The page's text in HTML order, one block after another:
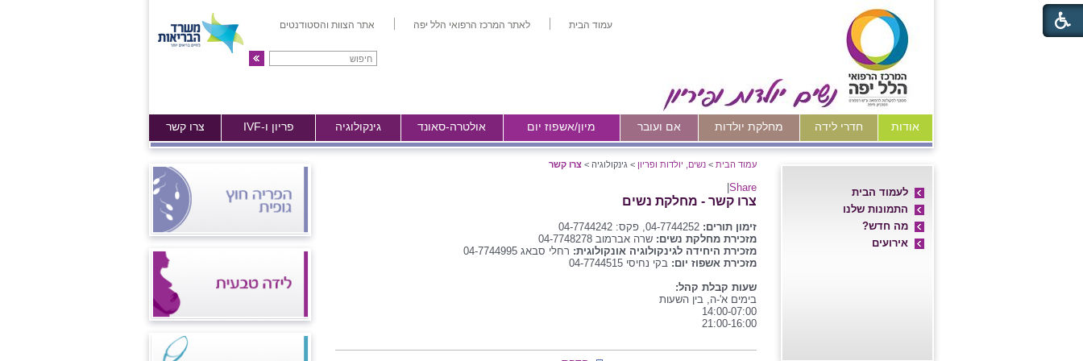
עמוד הבית לאתר המרכז הרפואי הלל יפה אתר הצוות והסטודנטים
אודות חדרי לידה מחלקת יולדות אם ועובר מיון/אשפוז יום אולטרה-סאונד גינקולוגיה פריון ו-IVF צרו קשר
לעמוד הבית
התמונות שלנו
מה חדש?
אירועים
עמוד הבית > נשים, יולדות ופריון > גינקולוגיה > צרו קשר
Share
צרו קשר - מחלקת נשים
זימון תורים:
מזכירת מחלקת נשים: שרה אברמוב 04-7748278
מזכירת היחידה לגינקולוגיה אונקולוגית: רחלי סבאג 04-7744995
מזכירת אשפוז יום: בקי נחיסי 04-7744515
שעות קבלת קהל:
בימים א'-ה, בין השעות
14:00-07:00
21:00-16:00